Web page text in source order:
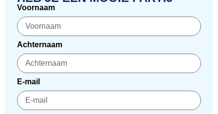
Voornaam
Achternaam
E-mail